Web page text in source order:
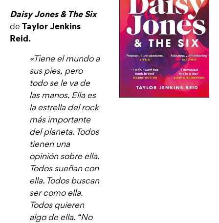
Daisy Jones & The Six
de Taylor Jenkins
Reid.
«Tiene el mundo a
sus pies, pero
todo se le va de
las manos. Ella es
la estrella del rock
más importante
del planeta. Todos
tienen una
opinión sobre ella.
Todos sueñan con
ella. Todos buscan
ser como ella.
Todos quieren
algo de ella. “No